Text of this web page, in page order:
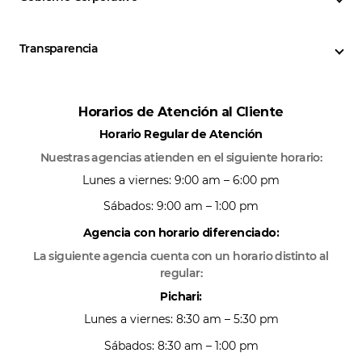
Transparencia
Horarios de Atención al Cliente
Horario Regular de Atención
Nuestras agencias atienden en el siguiente horario:
Lunes a viernes: 9:00 am – 6:00 pm
Sábados: 9:00 am – 1:00 pm
Agencia con horario diferenciado:
La siguiente agencia cuenta con un horario distinto al
regular:
Pichari:
Lunes a viernes: 8:30 am – 5:30 pm
Sábados: 8:30 am – 1:00 pm